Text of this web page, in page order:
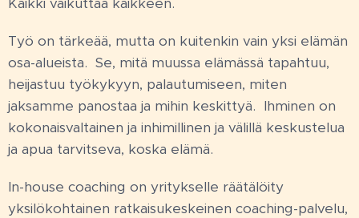
Työ on tärkeää, mutta on kuitenkin vain yksi elämän
osa-alueista. Se, mitä muussa elämässä tapahtuu,
heijastuu työkykyyn, palautumiseen, miten
jaksamme panostaa ja mihin keskittyä. Ihminen on
kokonaisvaltainen ja inhimillinen ja välillä keskustelua
ja apua tarvitseva, koska elämä.
In-house coaching on yritykselle räätälöity
yksilökohtainen ratkaisukeskeinen coaching-palvelu,